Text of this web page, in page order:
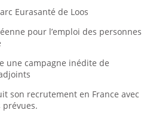
Eurasanté de Loos
pour l’emploi des personnes
une campagne inédite de
son recrutement en France avec
prévues.